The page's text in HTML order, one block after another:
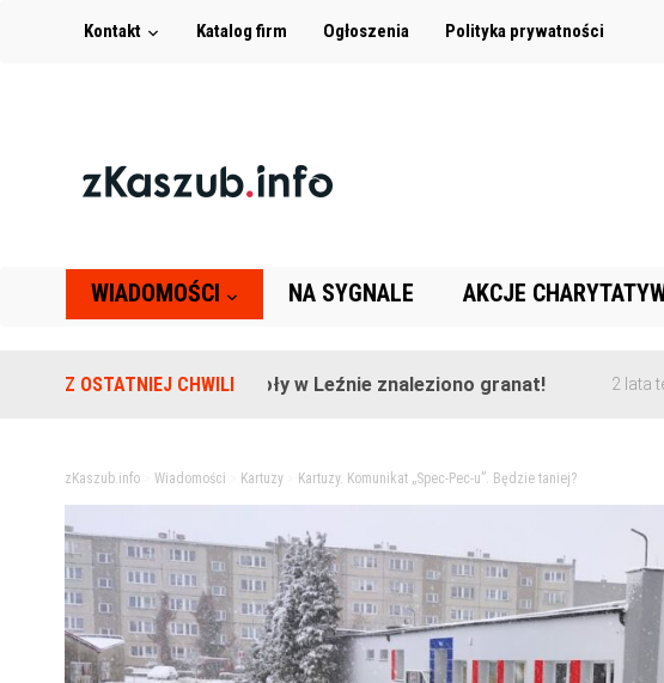
Kontakt Katalog firm Ogłoszenia Polityka prywatności
WIADOMOŚCI NA SYGNALE AKCJE
Z OSTATNIEJ CHWILI
Na terenie szkoły w Leźnie znaleziono granat! 2 lata temu
zKaszub.info> Wiadomości Kartuzy> Kartuzy. Komunikat „Spec-Pec-u”. Będzie taniej?